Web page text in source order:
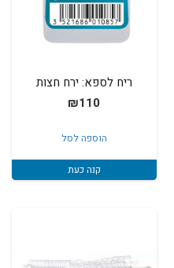
ריח לספא: ירח חצות
₪110
הוספה לסל
קנה כעת